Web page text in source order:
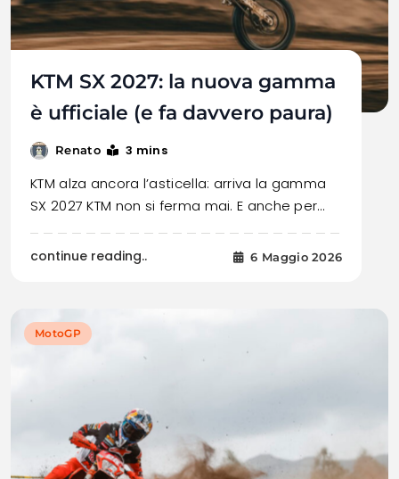
KTM SX 2027: la nuova gamma
è ufficiale (e fa davvero paura)
Renato 3 mins
KTM alza ancora l’asticella: arriva la gamma
SX 2027 KTM non si ferma mai. E anche per…
continue reading.. 6 Maggio 2026
MotoGP